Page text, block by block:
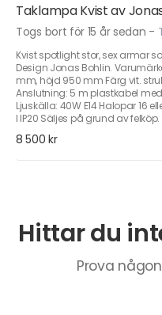
Taklampa Kvist av
Togs bort för 15 år sedan -
Kvist spotlight stor, sex armar
Design Jonas Bohlin.
mm, höjd 950 mm Färg vit.
Anslutning: 5 m plastkabel
Ljuskälla: 40W E14 Halopar 16
I IP20 Säljes på grund av
8 500 kr
Hittar du
Prova